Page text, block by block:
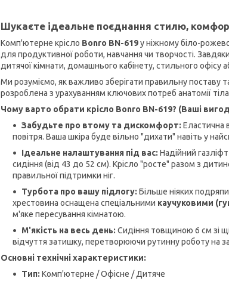
Шукаєте ідеальне поєднання стилю,
Комп'ютерне крісло Bonro BN-619у ніжному біло-
для продуктивної роботи, навчання чи творчості.
дитячої кімнати, домашнього кабінету, стильного офісу
Ми розуміємо, як важливо зберігати правильну
розроблена з урахуванням ключових потреб анатомії
Чому варто обрати крісло Bonro BN-619? (Ваші
Забудьте про втому та дискомфорт: Еластична
повітря. Ваша шкіра буде вільно "дихати" навіть у
Ідеальне налаштування під вас: Надійний
сидіння (від 43 до 52 см). Крісло "росте" разом з
правильної підтримки ніг.
Турбота про вашу підлогу: Більше ніяких
хрестовина оснащена спеціальними каучуковими
м'яке пересування кімнатою.
М'якість на весь день: Сидіння товщиною 6 см зі
відчуття затишку, перетворюючи рутинну роботу на
Основні технічні характеристики:
Тип: Комп'ютерне / Офісне / Дитяче